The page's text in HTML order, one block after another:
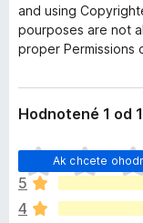
and using
pourposes are not
proper Permissions
Hodnotené 1 od
Ak chcete
D
o
p
l
5
4